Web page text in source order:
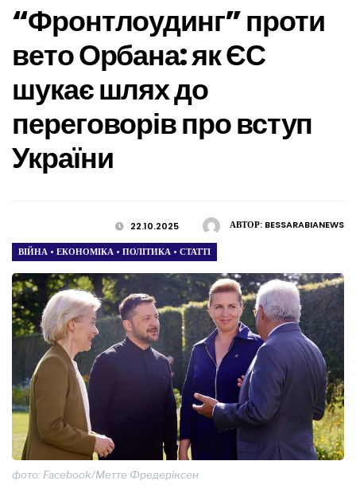
“Фронтлоудинг” проти
вето Орбана: як ЄС
шукає шлях до
переговорів про вступ
України
АВТОР: BESSARABIANEWS
22.10.2025
ВІЙНА • ЕКОНОМІКА • ПОЛІТИКА • СТАТТІ
фото: Facebook/Метте Фредеріксен